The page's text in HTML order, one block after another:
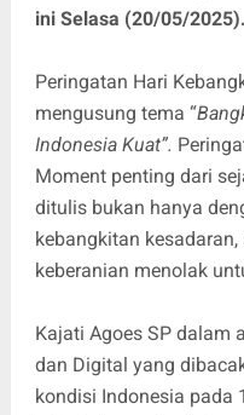
ini Selasa (20/05/2025).
Peringatan Hari
mengusung tema “
Indonesia Kuat”.
Moment penting dari
ditulis bukan hanya
kebangkitan
keberanian menolak
Kajati Agoes SP dalam
dan Digital yang
kondisi Indonesia pada